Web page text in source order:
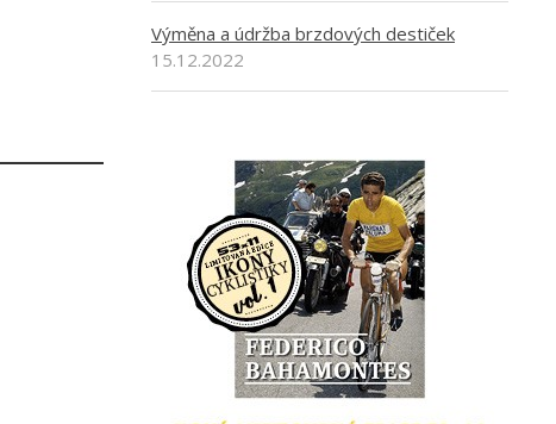
Výměna a údržba brzdových destiček
15.12.2022